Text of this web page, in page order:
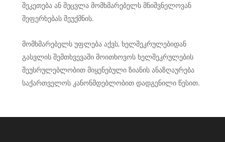
შეკეთება ან შეცვლა მომხმარებელს მნიშვნელოვან
შეფერხებას შეუქმნის.
მომხმარებელს უფლება აქვს, ხელშეკრულებიდან
გასვლის შემთხვევაში მოითხოვოს ხელშეკრულების
შეუსრულებლობით მიყენებული ზიანის ანაზღაურება
საქართველოს კანონმდებლობით დადგენილი წესით.